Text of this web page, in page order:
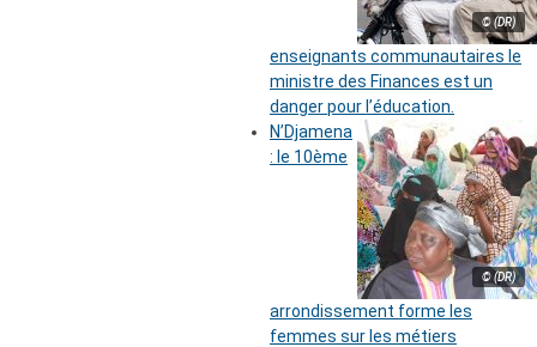
© (DR)
enseignants communautaires le
ministre des Finances est un
danger pour l’éducation.
© (DR)
N’Djamena
: le 10ème
arrondissement forme les
femmes sur les métiers